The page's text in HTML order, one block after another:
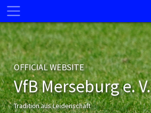
OFFICIAL WEBSITE
VfB Merseburg e. V.
Tradition aus Leidenschaft